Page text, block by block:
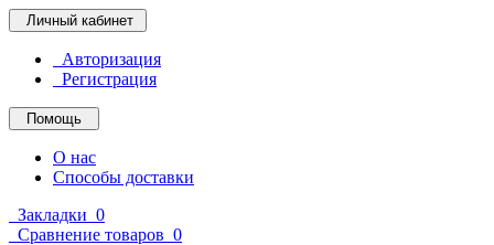
Личный кабинет
Авторизация
Регистрация
Помощь
О нас
Способы доставки
Закладки 0
Сравнение товаров 0